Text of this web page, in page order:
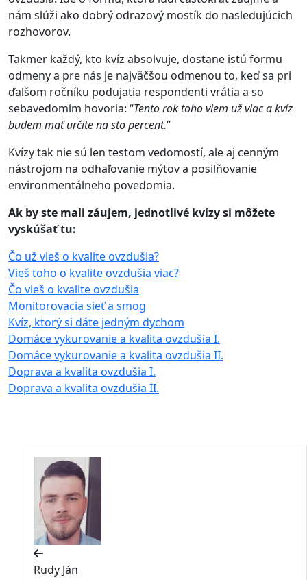
nám slúži ako dobrý odrazový mostík do nasledujúcich
rozhovorov.
Takmer každý, kto kvíz absolvuje, dostane istú formu
odmeny a pre nás je najväčšou odmenou to, keď sa pri
ďalšom ročníku podujatia respondenti vrátia a so
sebavedomím hovoria: “Tento rok toho viem už viac a kvíz
budem mať určite na sto percent.“
Kvízy tak nie sú len testom vedomostí, ale aj cenným
nástrojom na odhaľovanie mýtov a posilňovanie
environmentálneho povedomia.
Ak by ste mali záujem, jednotlivé kvízy si môžete
vyskúšať tu:
Čo už vieš o kvalite ovzdušia?
Vieš toho o kvalite ovzdušia viac?
Čo vieš o kvalite ovzdušia
Monitorovacia sieť a smog
Kvíz, ktorý si dáte jedným dychom
Domáce vykurovanie a kvalita ovzdušia I.
Domáce vykurovanie a kvalita ovzdušia II.
Doprava a kvalita ovzdušia I.
Doprava a kvalita ovzdušia II.
Rudy Ján